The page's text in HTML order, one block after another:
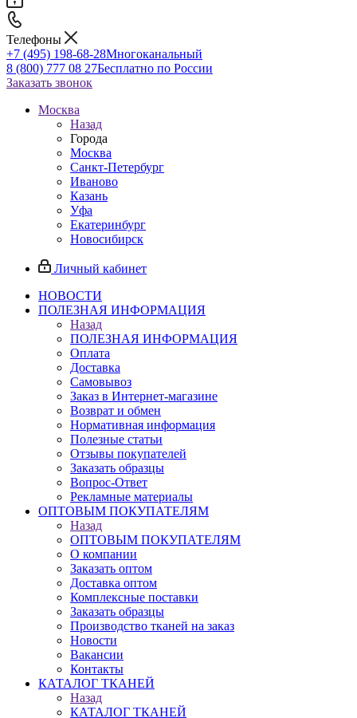
Телефоны
+7 (495) 198-68-28Многоканальный
8 (800) 777 08 27Бесплатно по России
Заказать звонок
Москва
Назад
Города
Москва
Санкт-Петербург
Иваново
Казань
Уфа
Екатеринбург
Новосибирск
Личный кабинет
НОВОСТИ
ПОЛЕЗНАЯ ИНФОРМАЦИЯ
Назад
ПОЛЕЗНАЯ ИНФОРМАЦИЯ
Оплата
Доставка
Самовывоз
Заказ в Интернет-магазине
Возврат и обмен
Нормативная информация
Полезные статьи
Отзывы покупателей
Заказать образцы
Вопрос-Ответ
Рекламные материалы
ОПТОВЫМ ПОКУПАТЕЛЯМ
Назад
ОПТОВЫМ ПОКУПАТЕЛЯМ
О компании
Заказать оптом
Доставка оптом
Комплексные поставки
Заказать образцы
Производство тканей на заказ
Новости
Вакансии
Контакты
КАТАЛОГ ТКАНЕЙ
Назад
КАТАЛОГ ТКАНЕЙ